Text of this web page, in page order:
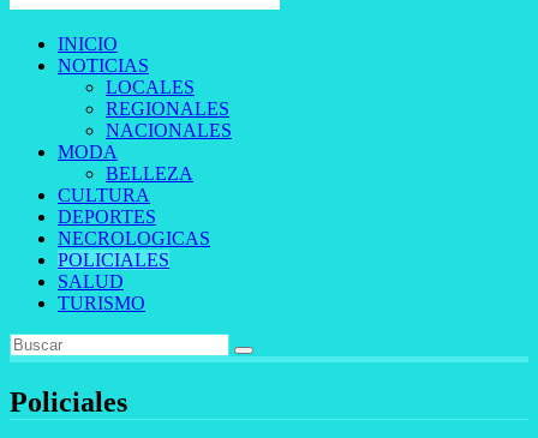
INICIO
NOTICIAS
LOCALES
REGIONALES
NACIONALES
MODA
BELLEZA
CULTURA
DEPORTES
NECROLOGICAS
POLICIALES
SALUD
TURISMO
Policiales